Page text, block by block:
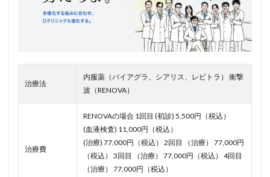
治療法
内服薬（バイアグラ、シアリス、レビトラ） 衝撃
波（RENOVA）
治療費
RENOVAの場合 1回目 (初診) 5,500円（税込）
(血液検査) 11,000円（税込）
(治療) 77,000円（税込） 2回目 （治療） 77,000円
（税込） 3回目 （治療） 77,000円（税込） 4回目
（治療） 77,000円（税込）